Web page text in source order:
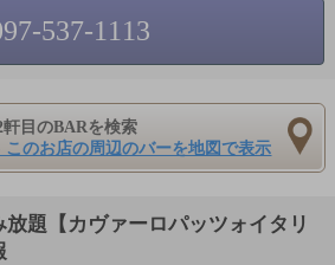
537-1113
軒目のBARを検索
このお店の周辺のバーを地図で表示
題【カヴァーロパッツォイタリ